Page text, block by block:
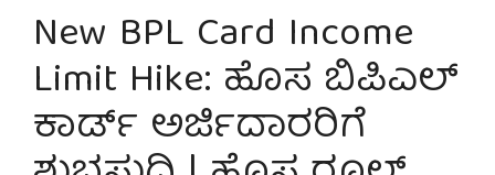
New BPL Card Income
Limit Hike: ಹೊಸ ಬಿಪಿಎಲ್
ಕಾರ್ಡ್ ಅರ್ಜಿದಾರರಿಗೆ